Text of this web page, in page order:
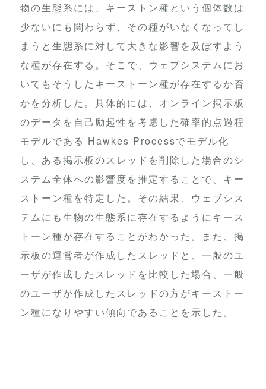
物の生態系には、キーストン種という個体数は
少ないにも関わらず、その種がいなくなってし
まうと生態系に対して大きな影響を及ぼすよう
な種が存在する。そこで、ウェブシステムにお
いてもそうしたキーストーン種が存在するか否
かを分析した。具体的には、オンライン掲示板
のデータを自己励起性を考慮した確率的点過程
モデルである Hawkes Processでモデル化
し、ある掲示板のスレッドを削除した場合のシ
ステム全体への影響度を推定することで、キー
ストーン種を特定した。その結果、ウェブシス
テムにも生物の生態系に存在するようにキース
トーン種が存在することがわかった。また、掲
示板の運営者が作成したスレッドと、一般のユ
ーザが作成したスレッドを比較した場合、一般
のユーザが作成したスレッドの方がキーストー
ン種になりやすい傾向であることを示した。